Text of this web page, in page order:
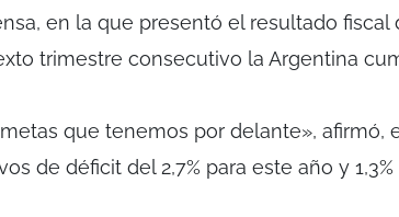
en la que presentó el resultado fiscal
trimestre consecutivo la Argentina
que tenemos por delante», afirmó,
de déficit del 2,7% para este año y 1,3%